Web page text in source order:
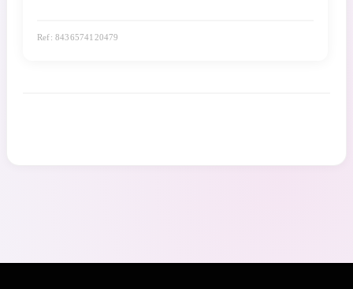
Ref: 8436574120479